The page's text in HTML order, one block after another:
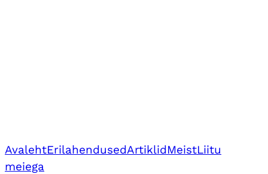
AvalehtErilahendusedArtiklidMeistLiitu
meiega